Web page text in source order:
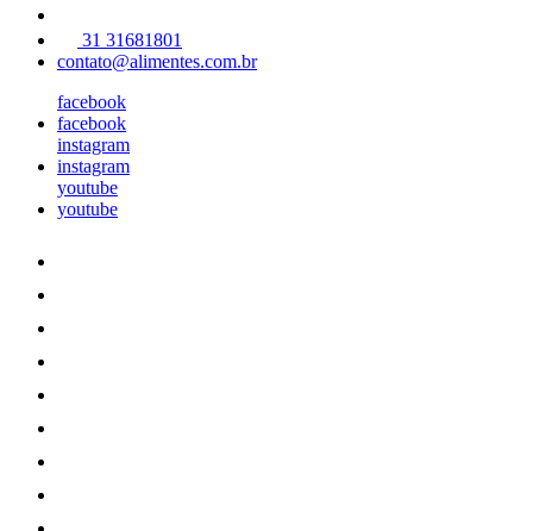
31 31681801
contato@alimentes.com.br
facebook
facebook
instagram
instagram
youtube
youtube